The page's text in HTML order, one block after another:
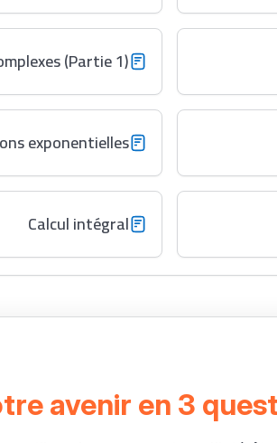
(Partie 1)
exponentielles
Calcul intégral
avenir en 3